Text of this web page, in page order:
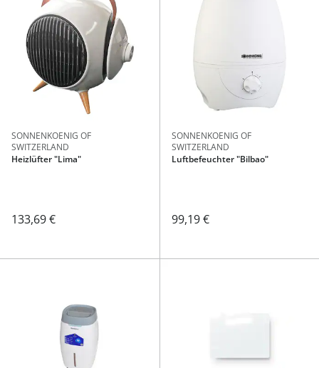
SONNENKOENIG OF
SWITZERLAND
Heizlüfter "Lima"
133,69 €
SONNENKOENIG OF
SWITZERLAND
Luftbefeuchter "Bilbao"
99,19 €